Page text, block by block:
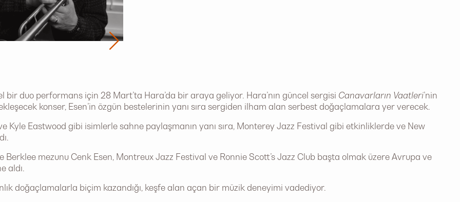
bir duo performans için 28 Mart’ta Hara’da bir araya geliyor. Hara’nın güncel sergisi Canavarların Vaatleri’nin
konser, Esen’in özgün bestelerinin yanı sıra sergiden ilham alan serbest doğaçlamalara yer verecek.
Kyle Eastwood gibi isimlerle sahne paylaşmanın yanı sıra, Monterey Jazz Festival gibi etkinliklerde ve New
mezunu Cenk Esen, Montreux Jazz Festival ve Ronnie Scott’s Jazz Club başta olmak üzere Avrupa ve
aldı.
doğaçlamalarla biçim kazandığı, keşfe alan açan bir müzik deneyimi vadediyor.